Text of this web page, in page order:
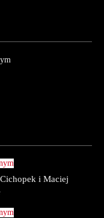
i Maciej